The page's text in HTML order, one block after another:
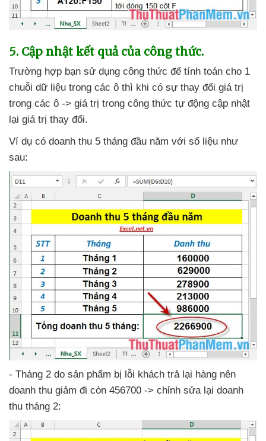
5. Cập nhật kết quả của công thức.
Trường hợp bạn sử dụng công thức để tính toán cho 1
chuỗi dữ liệu trong các ô thì khi có sự thay đổi giá trị
trong các ô -> giá trị trong công thức tự động cập nhật
lại giá trị thay đổi.
Ví dụ có doanh thu 5 tháng đầu năm với số liệu như
sau:
- Tháng 2 do sản phẩm bị lỗi khách trả lại hàng nên
doanh thu giảm đi còn 456700 -> chỉnh sửa lại doanh
thu tháng 2: